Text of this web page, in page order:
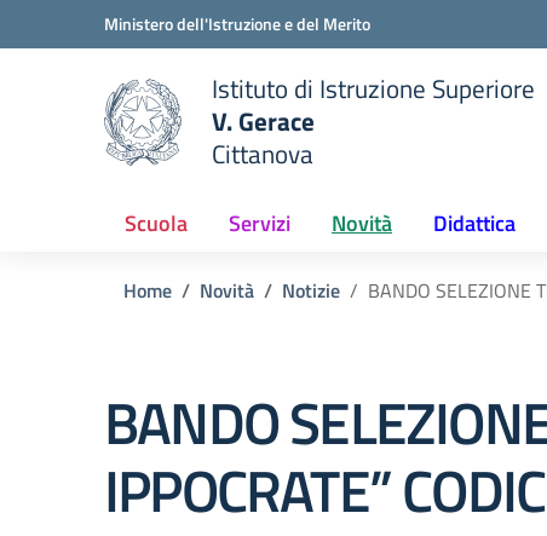
Vai ai contenuti
Vai al menu di navigazioneMinistero dell'Istruzione e del Merito
scuola
Istituto di Istruzione Superiore
V. Gerace
Cittanova
Scuola Servizi Novità Didattica
Home Novità Notizie BANDO SELEZIONE
BANDO
IPPOCRATE”